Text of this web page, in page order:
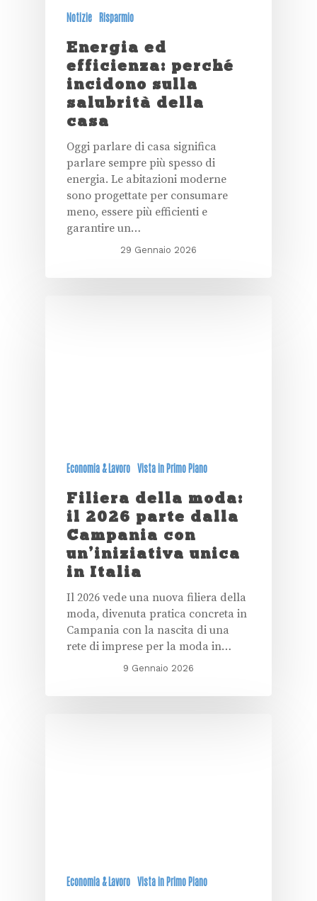
Notizie Risparmio
Energia ed
efficienza: perché
incidono sulla
salubrità della
casa
Oggi parlare di casa significa
parlare sempre più spesso di
energia. Le abitazioni moderne
sono progettate per consumare
meno, essere più efficienti e
garantire un…
29 Gennaio 2026
Economia & Lavoro Vista in Primo Piano
Filiera della moda:
il 2026 parte dalla
Campania con
un’iniziativa unica
in Italia
Il 2026 vede una nuova filiera della
moda, divenuta pratica concreta in
Campania con la nascita di una
rete di imprese per la moda in…
9 Gennaio 2026
Economia & Lavoro Vista in Primo Piano